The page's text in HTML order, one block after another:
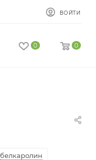
ВОЙТИ
0 0
белкаролин